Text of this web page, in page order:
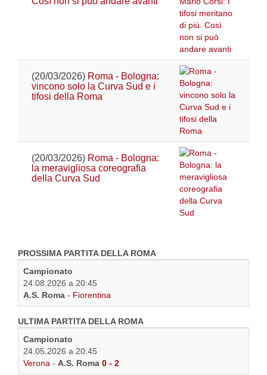
(20/03/2026) Roma - Bologna:
vincono solo la Curva Sud e i
tifosi della Roma
(20/03/2026) Roma - Bologna:
la meravigliosa coreografia
della Curva Sud
PROSSIMA PARTITA DELLA ROMA
Campionato
24.08.2026 a 20:45
A.S. Roma - Fiorentina
ULTIMA PARTITA DELLA ROMA
Campionato
24.05.2026 a 20:45
Verona - A.S. Roma 0 - 2